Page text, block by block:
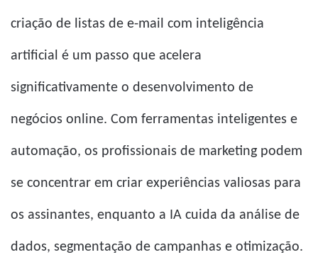
criação de listas de e-mail com inteligência
artificial é um passo que acelera
significativamente o desenvolvimento de
negócios online. Com ferramentas inteligentes e
automação, os profissionais de marketing podem
se concentrar em criar experiências valiosas para
os assinantes, enquanto a IA cuida da análise de
dados, segmentação de campanhas e otimização.